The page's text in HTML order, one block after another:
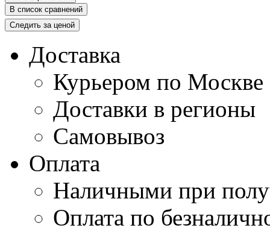
В список сравнений
Следить за ценой
Доставка
Курьером по Москве
Доставки в регионы
Самовывоз
Оплата
Наличными при
Оплата по